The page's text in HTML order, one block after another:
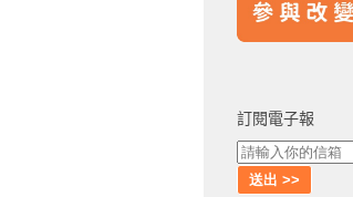
訂閱電子報